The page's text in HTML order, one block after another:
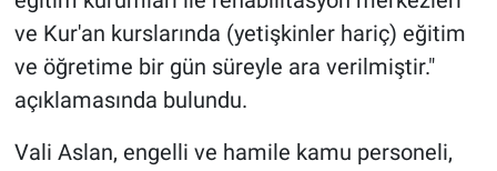
ve Kur'an kurslarında (yetişkinler hariç) eğitim
ve öğretime bir gün süreyle ara verilmiştir."
açıklamasında bulundu.
Vali Aslan, engelli ve hamile kamu personeli,